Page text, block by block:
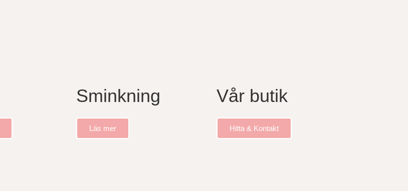
Sminkning
Läs mer
Vår butik
Hitta & Kontakt